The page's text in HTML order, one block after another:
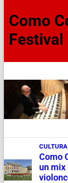
Como
Festival
Como
un mix